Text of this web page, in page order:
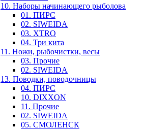
10. Наборы начинающего рыболова
01. ПИРС
02. SIWEIDA
03. XTRO
04. Три кита
11. Ножи, рыбочистки, весы
03. Прочие
02. SIWEIDA
13. Поводки, поводочницы
04. ПИРС
10. DIXXON
11. Прочие
02. SIWEIDA
05. СМОЛЕНСК